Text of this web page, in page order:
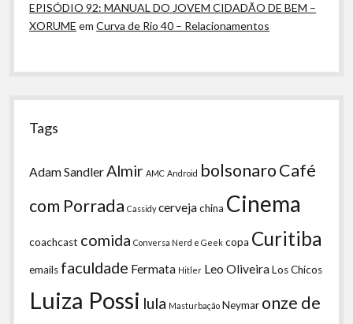
EPISÓDIO 92: MANUAL DO JOVEM CIDADÃO DE BEM –
XORUME emCurva de Rio 40 – Relacionamentos
Tags
Adam Sandler Almir AMC Android bolsonaroCafé
com Porrada Cassidy cervejachina Cinema
coachcast comida Conversa Nerd e Geek copa Curitiba
emails faculdade Fermata Hitler Leo OliveiraLos Chicos
Luiza Possi lula Masturbação Neymar onze de